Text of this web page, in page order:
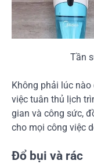
Tần
Không phải lúc
việc tuân thủ lịch
gian và công sức,
cho mọi công việc
Đổ bụi và rác